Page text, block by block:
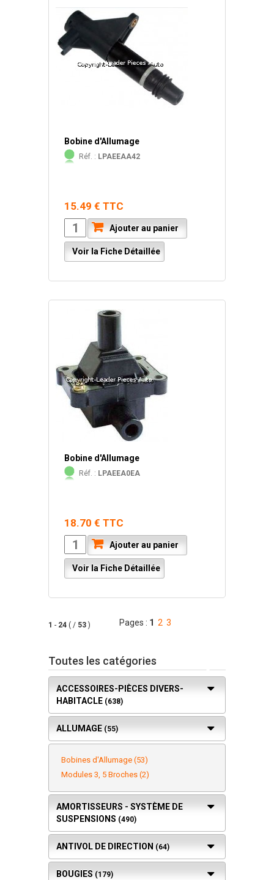
Bobine d'Allumage
Réf. : LPAEEAA42
15.49 € TTC
Ajouter au panier
Voir la Fiche Détaillée
Bobine d'Allumage
Réf. : LPAEEA0EA
18.70 € TTC
Ajouter au panier
Voir la Fiche Détaillée
1 - 24 ( / 53 ) Pages : 1 2 3
Toutes les catégories
ACCESSOIRES-PIÈCES DIVERS-
HABITACLE (638)
ALLUMAGE (55)
Bobines d'Allumage (53)
Modules 3, 5 Broches (2)
AMORTISSEURS - SYSTÈME DE
SUSPENSIONS (490)
ANTIVOL DE DIRECTION (64)
BOUGIES (179)